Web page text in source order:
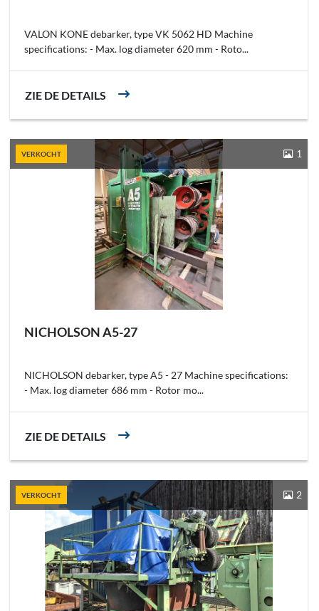
VALON KONE debarker, type VK 5062 HD Machine
specifications: - Max. log diameter 620 mm - Roto...
ZIE DE DETAILS
VERKOCHT 1
NICHOLSON A5-27
NICHOLSON debarker, type A5 - 27 Machine specifications:
- Max. log diameter 686 mm - Rotor mo...
ZIE DE DETAILS
VERKOCHT 2